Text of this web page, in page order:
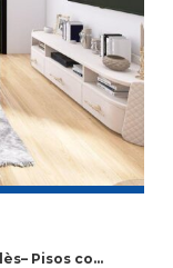
Pisos con